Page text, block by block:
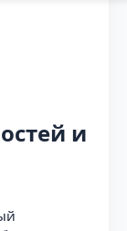
и